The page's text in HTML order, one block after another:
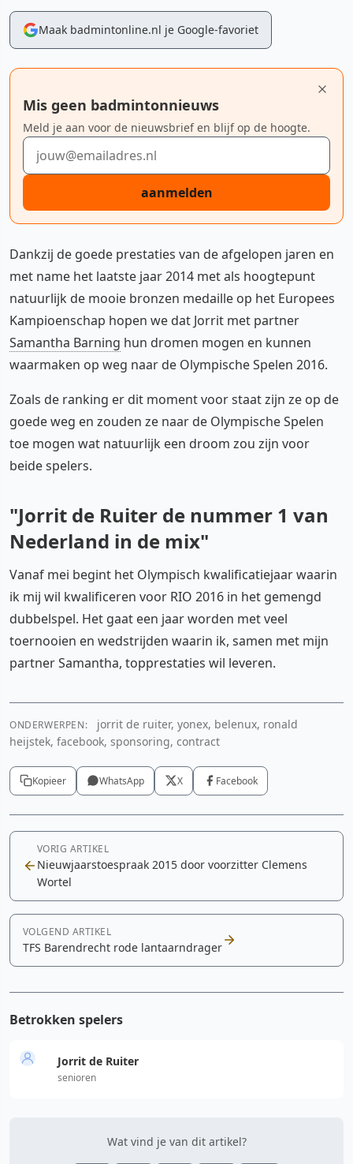
Maak badmintonline.nl je Google-favoriet
Mis geen badmintonnieuws
Meld je aan voor de nieuwsbrief en blijf op de hoogte.
E-mailadres
aanmelden
Dankzij de goede prestaties van de afgelopen jaren en
met name het laatste jaar 2014 met als hoogtepunt
natuurlijk de mooie bronzen medaille op het Europees
Kampioenschap hopen we dat Jorrit met partner
Samantha Barning hun dromen mogen en kunnen
waarmaken op weg naar de Olympische Spelen 2016.
Zoals de ranking er dit moment voor staat zijn ze op de
goede weg en zouden ze naar de Olympische Spelen
toe mogen wat natuurlijk een droom zou zijn voor
beide spelers.
"Jorrit de Ruiter de nummer 1 van
Nederland in de mix"
Vanaf mei begint het Olympisch kwalificatiejaar waarin
ik mij wil kwalificeren voor RIO 2016 in het gemengd
dubbelspel. Het gaat een jaar worden met veel
toernooien en wedstrijden waarin ik, samen met mijn
partner Samantha, topprestaties wil leveren.
ONDERWERPEN:
jorrit de ruiter, yonex, belenux, ronald
heijstek, facebook, sponsoring, contract
Kopieer WhatsApp X Facebook
VORIG ARTIKEL
Nieuwjaarstoespraak 2015 door voorzitter Clemens
Wortel
VOLGEND ARTIKEL
TFS Barendrecht rode lantaarndrager
Betrokken spelers
Jorrit de Ruiter
senioren
Wat vind je van dit artikel?